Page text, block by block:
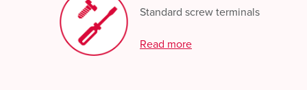
Standard screw terminals
Read more